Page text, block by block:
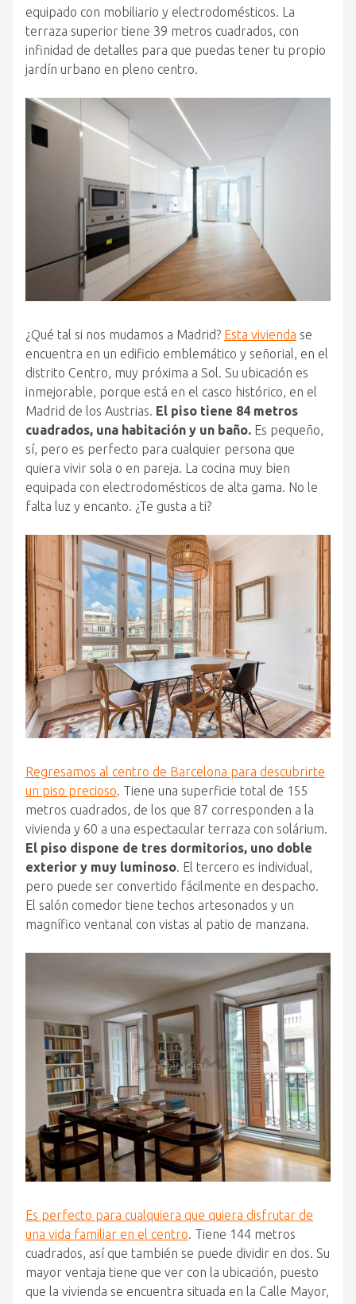
equipado con mobiliario y electrodomésticos. La
terraza superior tiene 39 metros cuadrados, con
infinidad de detalles para que puedas tener tu propio
jardín urbano en pleno centro.
¿Qué tal si nos mudamos a Madrid? Esta vivienda se
encuentra en un edificio emblemático y señorial, en el
distrito Centro, muy próxima a Sol. Su ubicación es
inmejorable, porque está en el casco histórico, en el
Madrid de los Austrias. El piso tiene 84 metros
cuadrados, una habitación y un baño. Es pequeño,
sí, pero es perfecto para cualquier persona que
quiera vivir sola o en pareja. La cocina muy bien
equipada con electrodomésticos de alta gama. No le
falta luz y encanto. ¿Te gusta a ti?
Regresamos al centro de Barcelona para descubrirte
un piso precioso. Tiene una superficie total de 155
metros cuadrados, de los que 87 corresponden a la
vivienda y 60 a una espectacular terraza con solárium.
El piso dispone de tres dormitorios, uno doble
exterior y muy luminoso. El tercero es individual,
pero puede ser convertido fácilmente en despacho.
El salón comedor tiene techos artesonados y un
magnífico ventanal con vistas al patio de manzana.
Es perfecto para cualquiera que quiera disfrutar de
una vida familiar en el centro. Tiene 144 metros
cuadrados, así que también se puede dividir en dos. Su
mayor ventaja tiene que ver con la ubicación, puesto
que la vivienda se encuentra situada en la Calle Mayor,